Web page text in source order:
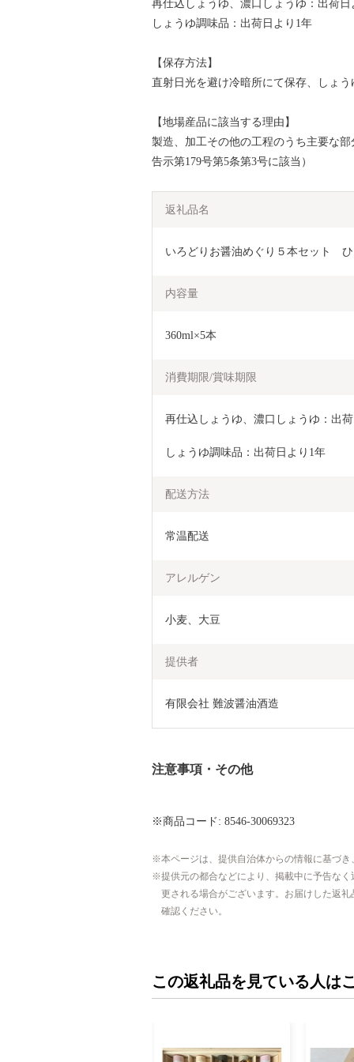
再仕込しょうゆ、濃口しょうゆ：出荷日
しょうゆ調味品：出荷日より1年
【保存方法】
直射日光を避け冷暗所にて保存、しょ
【地場産品に該当する理由】
製造、加工その他の工程のうち主要な
告示第179号第5条第3号に該当）
返礼品名
いろどりお醤油めぐり５本セット　
内容量
360ml×5本
消費期限/賞味期限
再仕込しょうゆ、濃口しょうゆ：出
しょうゆ調味品：出荷日より1年
配送方法
常温配送
アレルゲン
小麦、大豆
提供者
有限会社 難波醤油酒造
注意事項・その他
※商品コード: 8546-30069323
本ページは、提供自治体からの情報に基づ
提供元の都合などにより、掲載中に予告な
更される場合がございます。お届けした返
確認ください。
この返礼品を見ている人は